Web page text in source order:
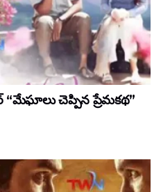
చెప్పిన ప్రేమకథ”